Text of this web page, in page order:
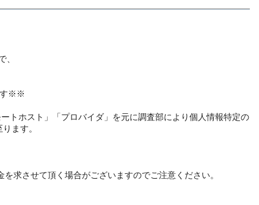
、
す※※
トホスト」「プロバイダ」を元に調査部により個人情報特定の
ます。
求させて頂く場合がございますのでご注意ください。